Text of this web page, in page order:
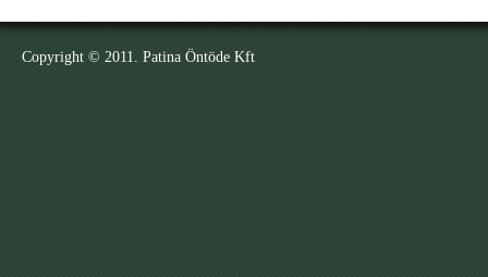
Copyright © 2011. Patina Öntöde Kft